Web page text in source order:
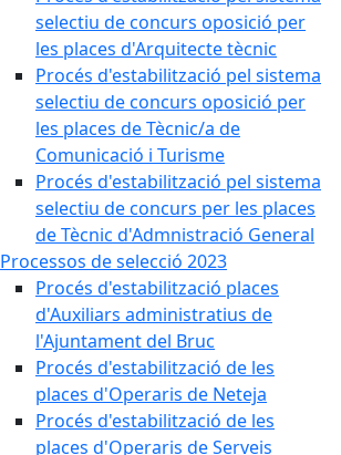
selectiu de concurs oposició per
les places d'Arquitecte tècnic
Procés d'estabilització pel sistema
selectiu de concurs oposició per
les places de Tècnic/a de
Comunicació i Turisme
Procés d'estabilització pel sistema
selectiu de concurs per les places
de Tècnic d'Admnistració General
Processos de selecció 2023
Procés d'estabilització places
d'Auxiliars administratius de
l'Ajuntament del Bruc
Procés d'estabilització de les
places d'Operaris de Neteja
Procés d'estabilització de les
places d'Operaris de Serveis